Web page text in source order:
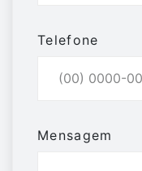
Telefone
Mensagem